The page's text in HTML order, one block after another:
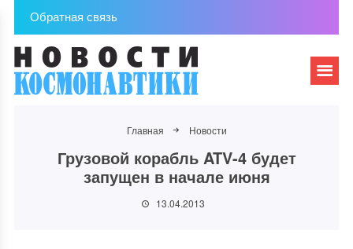
Обратная связь
Главная Новости
Грузовой корабль ATV-4 будет
запущен в начале июня
13.04.2013